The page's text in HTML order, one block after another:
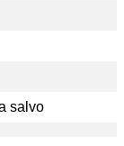
salvo